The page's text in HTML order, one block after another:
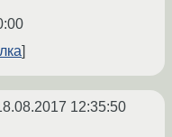
12:35:50